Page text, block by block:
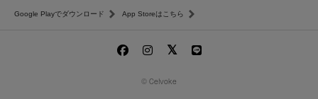
Google Playでダウンロード App Storeはこちら
© Celvoke